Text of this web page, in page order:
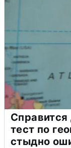
тест по
стыдно